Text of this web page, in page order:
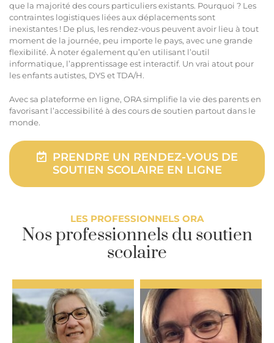
que la majorité des cours particuliers existants. Pourquoi ? Les
contraintes logistiques liées aux déplacements sont
inexistantes ! De plus, les rendez-vous peuvent avoir lieu à tout
moment de la journée, peu importe le pays, avec une grande
flexibilité. À noter également qu’en utilisant l’outil
informatique, l’apprentissage est interactif. Un vrai atout pour
les enfants autistes, DYS et TDA/H.
Avec sa plateforme en ligne, ORA simplifie la vie des parents en
favorisant l’accessibilité à des cours de soutien partout dans le
monde.
PRENDRE UN RENDEZ-VOUS DE
SOUTIEN SCOLAIRE EN LIGNE
LES PROFESSIONNELS ORA
Nos professionnels du soutien
scolaire